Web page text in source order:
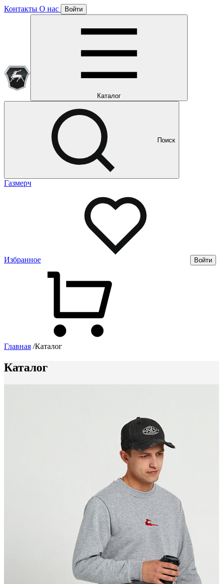
Контакты О нас Войти
Каталог
Поиск
Газмерч
Избранное Войти
Главная /Каталог
Каталог
Отлично!
Подписка уже оформлена